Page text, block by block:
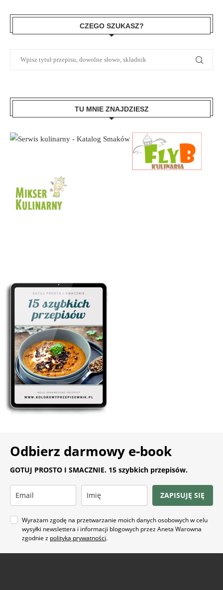
CZEGO SZUKASZ?
TU MNIE ZNAJDZIESZ
Odbierz darmowy e-book
GOTUJ PROSTO I SMACZNIE. 15 szybkich przepisów.
ZAPISUJĘ SIĘ
Wyrażam zgodę na przetwarzanie moich danych osobowych w celu
wysyłki newslettera i informacji blogowych przez Aneta Warowna
zgodnie z polityką prywatności.